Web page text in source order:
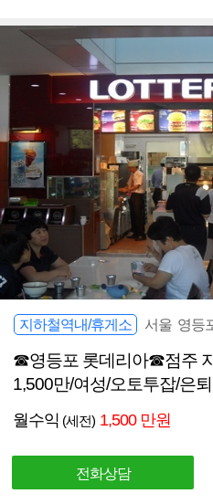
지하철역내/휴게소 서울 영등
☎영등포 롯데리아☎점주
1,500만/여성/오토투잡/은
월수익 (세전) 1,500 만원
전화상담